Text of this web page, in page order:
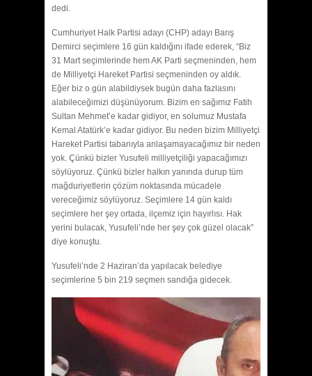
dedi.
Cumhuriyet Halk Partisi adayı (CHP) adayı Barış
Demirci seçimlere 16 gün kaldığını ifade ederek, “Biz
31 Mart seçimlerinde hem AK Parti seçmeninden, hem
de Milliyetçi Hareket Partisi seçmeninden oy aldık.
Eğer biz o gün alabildiysek bugün daha fazlasını
alabileceğimizi düşünüyorum. Bizim en sağımız Fatih
Sultan Mehmet’e kadar gidiyor, en solumuz Mustafa
Kemal Atatürk’e kadar gidiyor. Bu neden bizim Milliyetçi
Hareket Partisi tabanıyla anlaşamayacağımız bir neden
yok. Çünkü bizler Yusufeli milliyetçiliği yapacağımızı
söylüyoruz. Çünkü bizler halkın yanında durup tüm
mağduriyetlerin çözüm noktasında mücadele
vereceğimiz söylüyoruz. Seçimlere 14 gün kaldı
seçimlere her şey ortada, ilçemiz için hayırlısı. Hak
yerini bulacak, Yusufeli’nde her şey çok güzel olacak”
diye konuştu.
Yusufeli’nde 2 Haziran’da yapılacak belediye
seçimlerine 5 bin 219 seçmen sandığa gidecek.